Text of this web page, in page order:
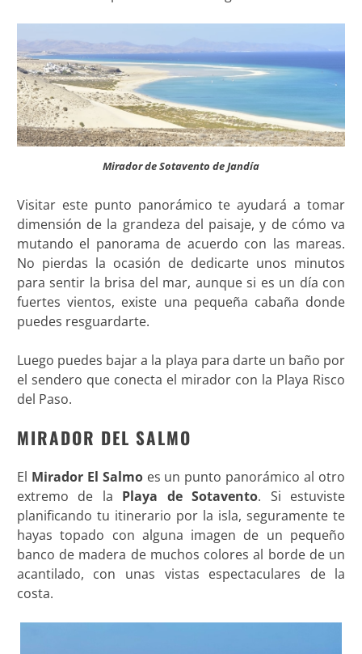
Mirador de Sotavento de Jandía
Visitar este punto panorámico te ayudará a tomar
dimensión de la grandeza del paisaje, y de cómo va
mutando el panorama de acuerdo con las mareas.
No pierdas la ocasión de dedicarte unos minutos
para sentir la brisa del mar, aunque si es un día con
fuertes vientos, existe una pequeña cabaña donde
puedes resguardarte.
Luego puedes bajar a la playa para darte un baño por
el sendero que conecta el mirador con la Playa Risco
del Paso.
MIRADOR DEL SALMO
El Mirador El Salmoes un punto panorámico al otro
extremo de la Playa de Sotavento. Si estuviste
planificando tu itinerario por la isla, seguramente te
hayas topado con alguna imagen de un pequeño
banco de madera de muchos colores al borde de un
acantilado, con unas vistas espectaculares de la
costa.